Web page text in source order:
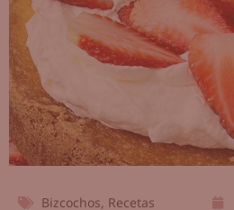
Bizcochos, Recetas